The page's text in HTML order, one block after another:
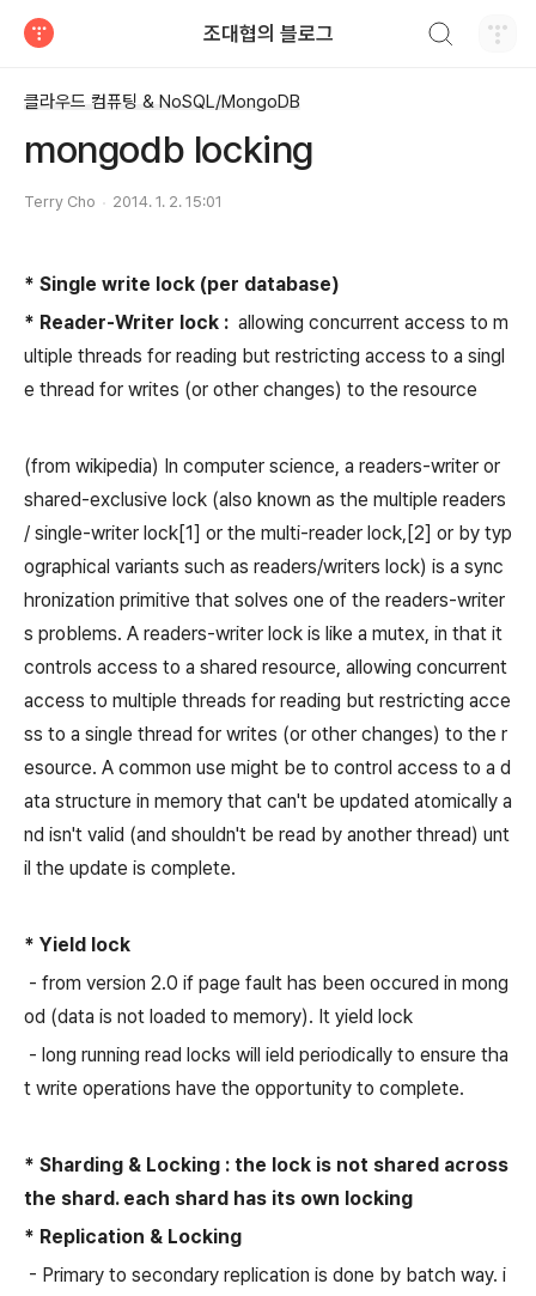
조대협의 블로그
클라우드 컴퓨팅 & NoSQL/MongoDB
mongodb locking
Terry Cho 2014. 1. 2. 15:01
* Single write lock (per database)
* Reader-Writer lock : allowing concurrent access to m
ultiple threads for reading but restricting access to a singl
e thread for writes (or other changes) to the resource
(from wikipedia) In computer science, a readers-writer or
shared-exclusive lock (also known as the multiple readers
/ single-writer lock[1] or the multi-reader lock,[2] or by typ
ographical variants such as readers/writers lock) is a sync
hronization primitive that solves one of the readers-writer
s problems. A readers-writer lock is like a mutex, in that it
controls access to a shared resource, allowing concurrent
access to multiple threads for reading but restricting acce
ss to a single thread for writes (or other changes) to the r
esource. A common use might be to control access to a d
ata structure in memory that can't be updated atomically a
nd isn't valid (and shouldn't be read by another thread) unt
il the update is complete.
* Yield lock
- from version 2.0 if page fault has been occured in mong
od (data is not loaded to memory). It yield lock
- long running read locks will ield periodically to ensure tha
t write operations have the opportunity to complete.
* Sharding & Locking : the lock is not shared across
the shard. each shard has its own locking
* Replication & Locking
- Primary to secondary replication is done by batch way. i